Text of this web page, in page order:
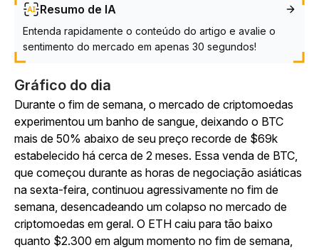
Resumo de IA
Entenda rapidamente o conteúdo do artigo e avalie o
sentimento do mercado em apenas 30 segundos!
Gráfico do dia
Durante o fim de semana, o mercado de criptomoedas
experimentou um banho de sangue, deixando o BTC
mais de 50% abaixo de seu preço recorde de $69k
estabelecido há cerca de 2 meses. Essa venda de BTC,
que começou durante as horas de negociação asiáticas
na sexta-feira, continuou agressivamente no fim de
semana, desencadeando um colapso no mercado de
criptomoedas em geral. O ETH caiu para tão baixo
quanto $2.300 em algum momento no fim de semana,